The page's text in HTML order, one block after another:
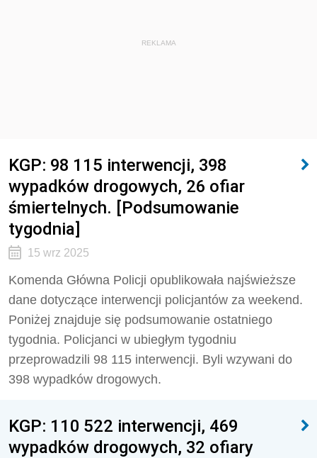
REKLAMA
KGP: 98 115 interwencji, 398
wypadków drogowych, 26 ofiar
śmiertelnych. [Podsumowanie
tygodnia]
15 wrz 2025
Komenda Główna Policji opublikowała najświeższe
dane dotyczące interwencji policjantów za weekend.
Poniżej znajduje się podsumowanie ostatniego
tygodnia. Policjanci w ubiegłym tygodniu
przeprowadzili 98 115 interwencji. Byli wzywani do
398 wypadków drogowych.
KGP: 110 522 interwencji, 469
wypadków drogowych, 32 ofiary